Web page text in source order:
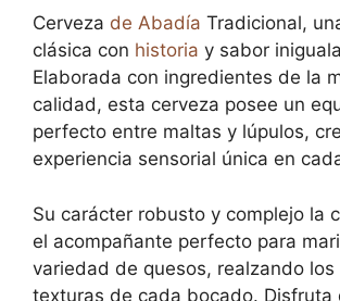
Cerveza de Abadía Tradicional,
clásica con historia y sabor
Elaborada con ingredientes de la
calidad, esta cerveza posee un
perfecto entre maltas y lúpulos,
experiencia sensorial única en
Su carácter robusto y complejo la
el acompañante perfecto para
variedad de quesos, realzando los
texturas de cada bocado. Disfruta